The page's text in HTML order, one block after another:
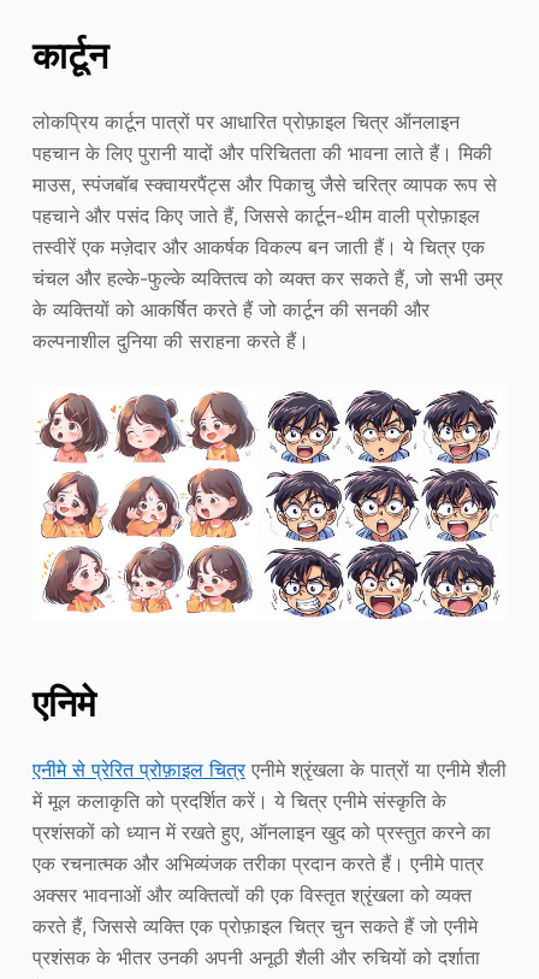
कार्टून
लोकप्रिय कार्टून पात्रों पर आधारित प्रोफ़ाइल चित्र ऑनलाइन
पहचान के लिए पुरानी यादों और परिचितता की भावना लाते हैं। मिकी
माउस, स्पंजबॉब स्क्वायरपैंट्स और पिकाचु जैसे चरित्र व्यापक रूप से
पहचाने और पसंद किए जाते हैं, जिससे कार्टून-थीम वाली प्रोफ़ाइल
तस्वीरें एक मज़ेदार और आकर्षक विकल्प बन जाती हैं। ये चित्र एक
चंचल और हल्के-फुल्के व्यक्तित्व को व्यक्त कर सकते हैं, जो सभी उम्र
के व्यक्तियों को आकर्षित करते हैं जो कार्टून की सनकी और
कल्पनाशील दुनिया की सराहना करते हैं।
एनिमे
एनीमे से प्रेरित प्रोफ़ाइल चित्रएनीमे श्रृंखला के पात्रों या एनीमे शैली
में मूल कलाकृति को प्रदर्शित करें। ये चित्र एनीमे संस्कृति के
प्रशंसकों को ध्यान में रखते हुए, ऑनलाइन खुद को प्रस्तुत करने का
एक रचनात्मक और अभिव्यंजक तरीका प्रदान करते हैं। एनीमे पात्र
अक्सर भावनाओं और व्यक्तित्वों की एक विस्तृत श्रृंखला को व्यक्त
करते हैं, जिससे व्यक्ति एक प्रोफ़ाइल चित्र चुन सकते हैं जो एनीमे
प्रशंसक के भीतर उनकी अपनी अनूठी शैली और रुचियों को दर्शाता